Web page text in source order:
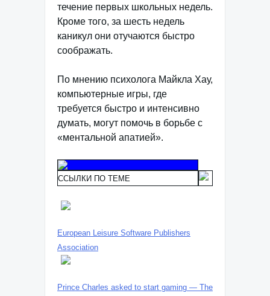
течение первых школьных недель.
Кроме того, за шесть недель
каникул они отучаются быстро
соображать.
По мнению психолога Майкла Хау,
компьютерные игры, где
требуется быстро и интенсивно
думать, могут помочь в борьбе с
«ментальной апатией».
ССЫЛКИ ПО ТЕМЕ
European Leisure Software Publishers
Association
Prince Charles asked to start gaming — The